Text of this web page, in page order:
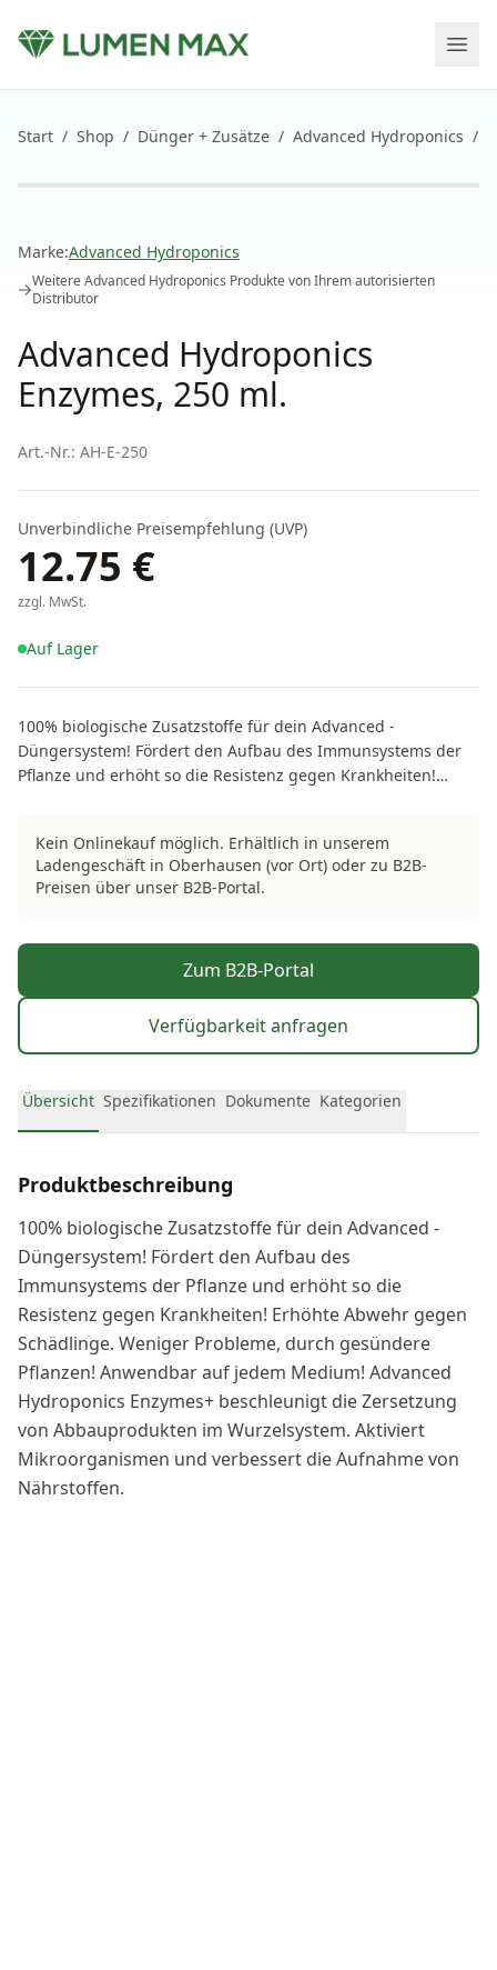
Start / Shop / Dünger + Zusätze / Advanced Hydroponics /
Marke:Advanced Hydroponics
WeitereAdvanced Hydroponics Produkte von Ihrem autorisierten
Distributor
Advanced Hydroponics
Enzymes, 250 ml.
Art.-Nr.: AH-E-250
Unverbindliche Preisempfehlung (UVP)
12.75 €
zzgl. MwSt.
Auf Lager
100% biologische Zusatzstoffe für dein Advanced -
Düngersystem! Fördert den Aufbau des Immunsystems der
Pflanze und erhöht so die Resistenz gegen Krankheiten!
Advanced Hydroponics Enzymes+ beschleunigt die
Zersetzung von Abbauprodukten im Wurzelsystem. Aktiviert
Mikroorganismen und verbessert die Aufnahme von
Kein Onlinekauf möglich. Erhältlich in unserem
Ladengeschäft in Oberhausen (vor Ort) oder zu B2B-
Preisen über unser B2B-Portal.
Zum B2B-Portal
Verfügbarkeit anfragen
Übersicht Spezifikationen Dokumente Kategorien
Produktbeschreibung
100% biologische Zusatzstoffe für dein Advanced -
Düngersystem! Fördert den Aufbau des
Immunsystems der Pflanze und erhöht so die
Resistenz gegen Krankheiten! Erhöhte Abwehr gegen
Schädlinge. Weniger Probleme, durch gesündere
Pflanzen! Anwendbar auf jedem Medium! Advanced
Hydroponics Enzymes+ beschleunigt die Zersetzung
von Abbauprodukten im Wurzelsystem. Aktiviert
Mikroorganismen und verbessert die Aufnahme von
Nährstoffen.